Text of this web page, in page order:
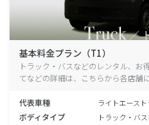
基本料金プラン（T1）
トラック・バスなどのレンタル、お
てなどの詳細は、こちらから各店舗
代表車種 ライトエース
ボディタイプ トラック・バ